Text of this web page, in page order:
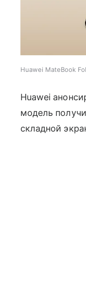
Huawei MateBook
Huawei
модель
складной